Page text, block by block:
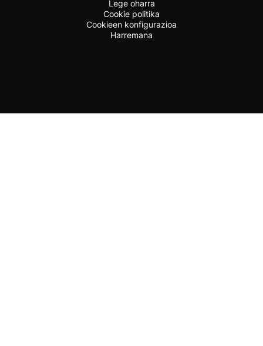
Lege oharra
Cookie politika
Cookieen konfigurazioa
Harremana